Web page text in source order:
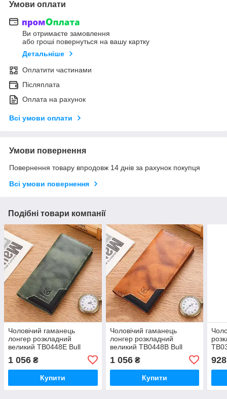
Умови оплати
Ви отримаєте замовлення
або гроші повернуться на вашу картку
Детальніше
Оплатити частинами
Післяплата
Оплата на рахунок
Всі умови оплати
Умови повернення
Повернення товару впродовж 14 днів за рахунок покупця
Всі умови повернення
Подібні товари компанії
Чоловічий гаманець
лонгер розкладний
великий TB0448E Bull
1 056 ₴
Купити
Чоловічий гаманець
лонгер розкладний
великий TB0448B Bull
1 056₴
Купити
928